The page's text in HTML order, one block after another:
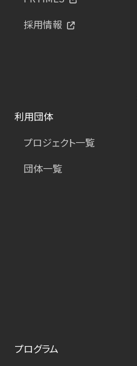
採用情報
利用団体
プロジェクト一覧
団体一覧
プログラム